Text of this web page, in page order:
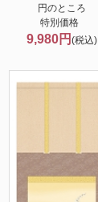
円のところ
特別価格
9,980円 (税込)